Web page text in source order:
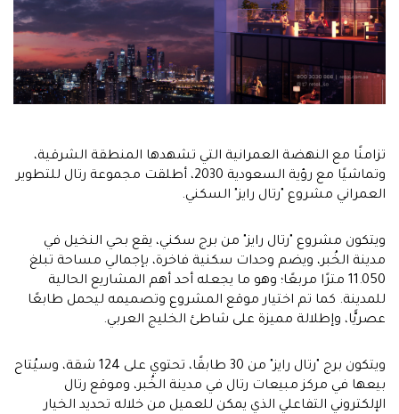
تزامنًا مع النهضة العمرانية التي تشهدها المنطقة الشرقية،
وتماشيًا مع رؤية السعودية 2030، أطلقت مجموعة رتال للتطوير
العمراني مشروع "رتال رايز" السكني.
ويتكون مشروع "رتال رايز" من برج سكني، يقع بحي النخيل في
مدينة الخُبر، ويضم وحدات سكنية فاخرة، بإجمالي مساحة تبلغ
11.050 مترًا مربعًا؛ وهو ما يجعله أحد أهم المشاريع الحالية
للمدينة. كما تم اختيار موقع المشروع وتصميمه ليحمل طابعًا
عصريًّا، وإطلالة مميزة على شاطئ الخليج العربي.
ويتكون برج "رتال رايز" من 30 طابقًا، تحتوي على 124 شقة، وسيُتاح
بيعها في مركز مبيعات رتال في مدينة الخُبر، وموقع رتال
الإلكتروني التفاعلي الذي يمكن للعميل من خلاله تحديد الخيار